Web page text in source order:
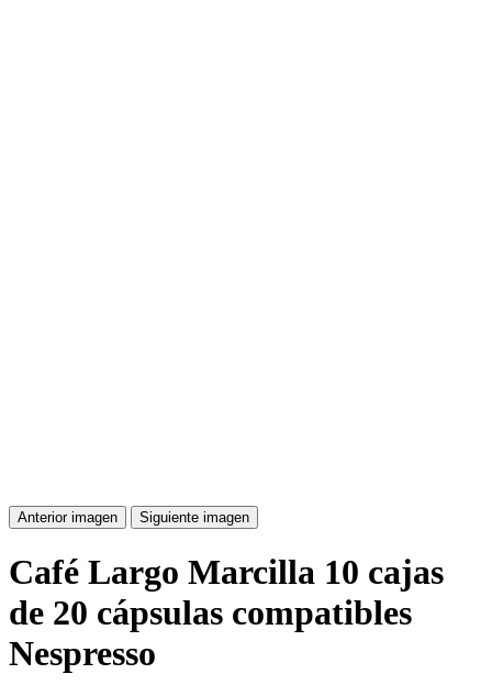
Anterior imagen Siguiente imagen
Café Largo Marcilla 10 cajas
de 20 cápsulas compatibles
Nespresso